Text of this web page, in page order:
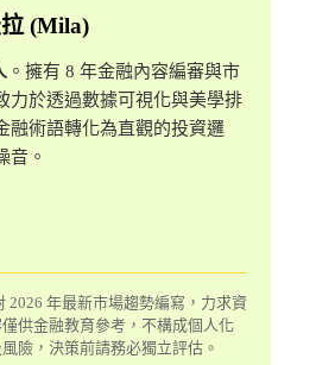
(Mila)
。擁有 8 年金融內容編審與市
力於透過數據可視化與美學排
融術語轉化為直觀的投資邏
音。
2026 年最新市場趨勢編寫，力求資
供金融教育參考，不構成個人化
險，決策前請務必獨立評估。